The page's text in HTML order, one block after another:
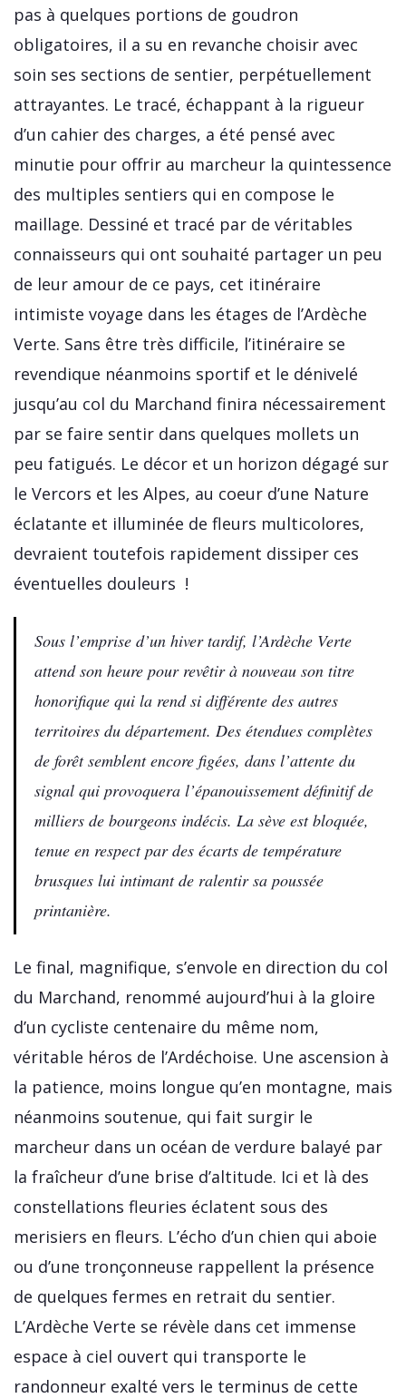
pas à quelques portions de goudron
obligatoires, il a su en revanche choisir avec
soin ses sections de sentier, perpétuellement
attrayantes. Le tracé, échappant à la rigueur
d’un cahier des charges, a été pensé avec
minutie pour offrir au marcheur la quintessence
des multiples sentiers qui en compose le
maillage. Dessiné et tracé par de véritables
connaisseurs qui ont souhaité partager un peu
de leur amour de ce pays, cet itinéraire
intimiste voyage dans les étages de l’Ardèche
Verte. Sans être très difficile, l’itinéraire se
revendique néanmoins sportif et le dénivelé
jusqu’au col du Marchand finira nécessairement
par se faire sentir dans quelques mollets un
peu fatigués. Le décor et un horizon dégagé sur
le Vercors et les Alpes, au coeur d’une Nature
éclatante et illuminée de fleurs multicolores,
devraient toutefois rapidement dissiper ces
éventuelles douleurs !
Sous l’emprise d’un hiver tardif, l’Ardèche Verte
attend son heure pour revêtir à nouveau son titre
honorifique qui la rend si différente des autres
territoires du département. Des étendues complètes
de forêt semblent encore figées, dans l’attente du
signal qui provoquera l’épanouissement définitif de
milliers de bourgeons indécis. La sève est bloquée,
tenue en respect par des écarts de température
brusques lui intimant de ralentir sa poussée
printanière.
Le final, magnifique, s’envole en direction du col
du Marchand, renommé aujourd’hui à la gloire
d’un cycliste centenaire du même nom,
véritable héros de l’Ardéchoise. Une ascension à
la patience, moins longue qu’en montagne, mais
néanmoins soutenue, qui fait surgir le
marcheur dans un océan de verdure balayé par
la fraîcheur d’une brise d’altitude. Ici et là des
constellations fleuries éclatent sous des
merisiers en fleurs. L’écho d’un chien qui aboie
ou d’une tronçonneuse rappellent la présence
de quelques fermes en retrait du sentier.
L’Ardèche Verte se révèle dans cet immense
espace à ciel ouvert qui transporte le
randonneur exalté vers le terminus de cette